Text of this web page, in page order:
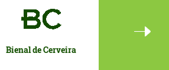
Bienal de Cerveira